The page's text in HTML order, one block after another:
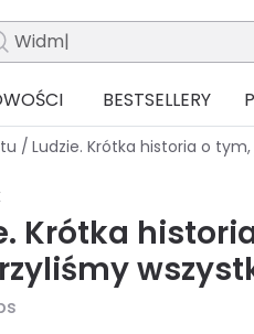
BESTSELLERY
/ Ludzie. Krótka historia o
Krótka